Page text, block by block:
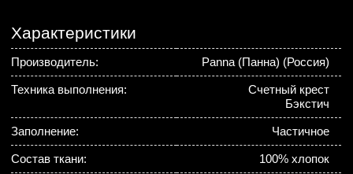
Характеристики
Производитель: Panna (Панна) (Россия)
Техника выполнения:
Счетный крест
Бэкстич
Заполнение: Частичное
Состав ткани: 100% хлопок